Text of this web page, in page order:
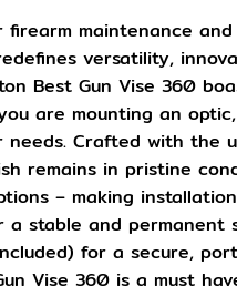
maintenance
versatility,
Best Gun Vise 360
are mounting an
Crafted with the
remains in pristine
– making
stable and permanent
for a secure,
Vise 360 is a must